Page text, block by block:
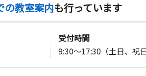
の教室案内も行っています
受付時間
9:30～17:30（土日、祝